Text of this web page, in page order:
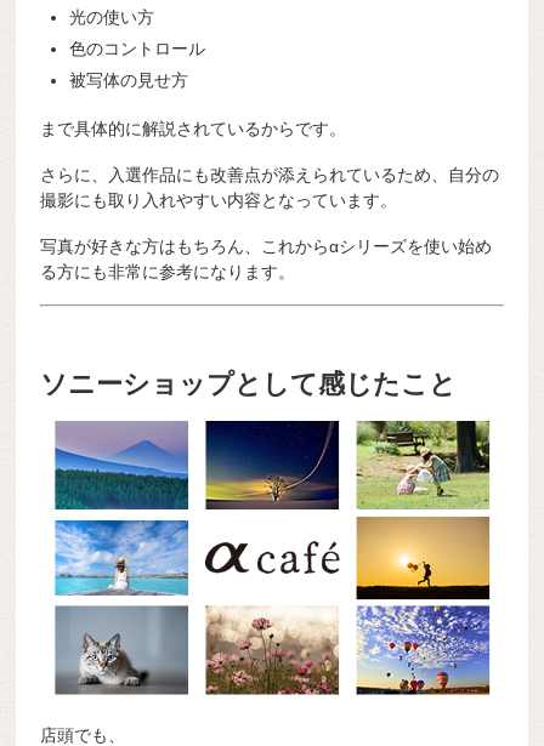
光の使い方
色のコントロール
被写体の見せ方
まで具体的に解説されているからです。
さらに、入選作品にも改善点が添えられているため、自分の
撮影にも取り入れやすい内容となっています。
写真が好きな方はもちろん、これからαシリーズを使い始め
る方にも非常に参考になります。
ソニーショップとして感じたこと
店頭でも、